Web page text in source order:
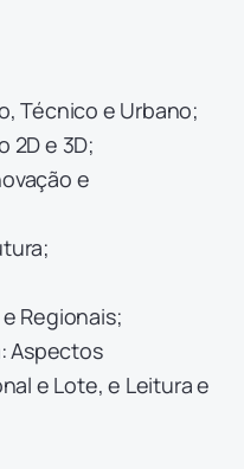
Técnico e Urbano;
2D e 3D;
e
Regionais;
Aspectos
e Lote, e Leitura e